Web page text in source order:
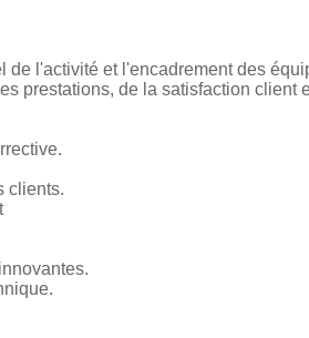
de l'activité et l'encadrement des
prestations, de la satisfaction client
clients.